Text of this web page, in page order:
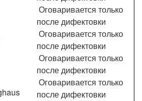
Оговаривается только
после дифектовки
Оговаривается только
после дифектовки
Оговаривается только
после дифектовки
Оговаривается только
после дифектовки